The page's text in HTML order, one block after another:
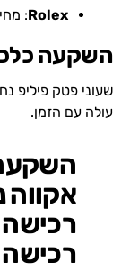
Rolex: מחירים
השקעה
שעוני פטק
עולה עם הזמן.
אקווה